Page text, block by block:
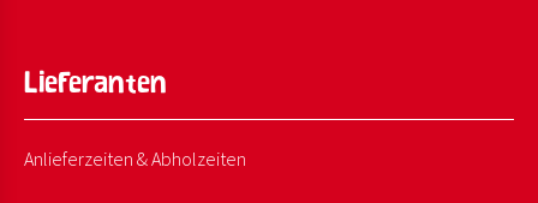
Lieferanten
Anlieferzeiten & Abholzeiten